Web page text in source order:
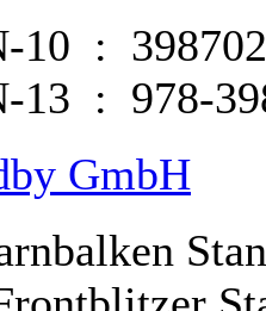
ISBN-10 ‏ :
ISBN-13 ‏ :
GmbH